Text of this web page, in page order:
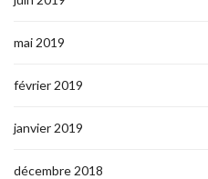
mai 2019
février 2019
janvier 2019
décembre 2018